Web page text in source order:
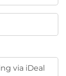
via iDeal